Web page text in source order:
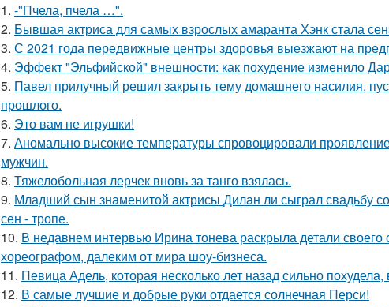
1. -"Пчела, пчела …".
2. Бывшая актриса для самых взрослых амаранта Хэнк стала
3. С 2021 года передвижные центры здоровья выезжают на
4. Эффект "Эльфийской" внешности: как похудение изменило
5. Павел прилучный решил закрыть тему домашнего насилия,
прошлого.
6. Это вам не игрушки!
7. Аномально высокие температуры спровоцировали
мужчин.
8. Тяжелобольная лерчек вновь за танго взялась.
9. Младший сын знаменитой актрисы Дилан ли сыграл свадьбу
сен - тропе.
10. В недавнем интервью Ирина тонева раскрыла детали
хореографом, далеким от мира шоу-бизнеса.
11. Певица Адель, которая несколько лет назад сильно
12. В самые лучшие и добрые руки отдается солнечная Перси!